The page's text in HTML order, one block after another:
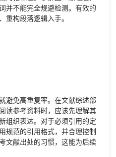
并不能完全规避检测。有效的
重构段落逻辑入手。
避免高重复率。在文献综述部
读参考资料时，应该先理解其
组织表达。对于必须引用的定
规范的引用格式，并合理控制
文献出处的习惯，这能为后续